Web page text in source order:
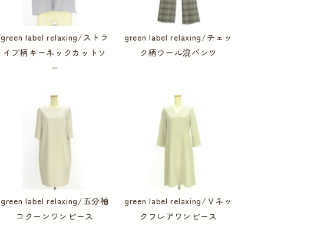
green label relaxing/ストラ
イプ柄キーネックカットソ
ー
green label relaxing/チェッ
ク柄ウール混パンツ
green label relaxing/五分袖
コクーンワンピース
green label relaxing/Ｖネッ
クフレアワンピース